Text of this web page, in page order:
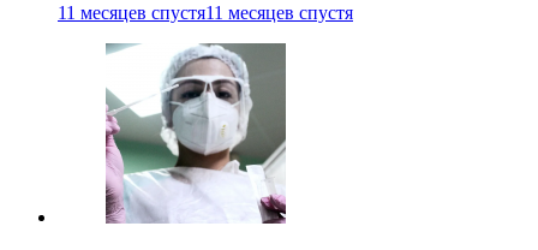
11 месяцев спустя11 месяцев спустя